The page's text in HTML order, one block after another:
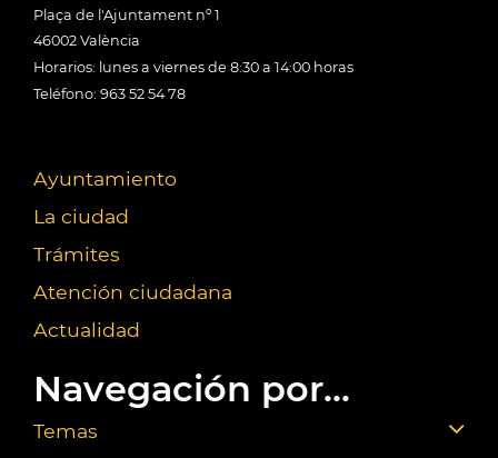
Plaça de l'Ajuntament nº 1
46002 València
Horarios: lunes a viernes de 8:30 a 14:00 horas
Teléfono: 963 52 54 78
Ayuntamiento
La ciudad
Trámites
Atención ciudadana
Actualidad
Navegación por...
Temas